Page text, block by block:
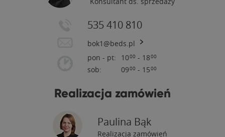
535 410 810
bok1@beds.pl
pon - pt:
sob:
1000 - 1800
0900 - 1500
Realizacja zamówień
Paulina Bąk
Realizacja zamówień